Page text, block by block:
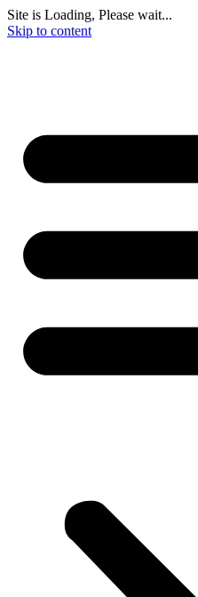
Site is Loading, Please wait...
Skip to content